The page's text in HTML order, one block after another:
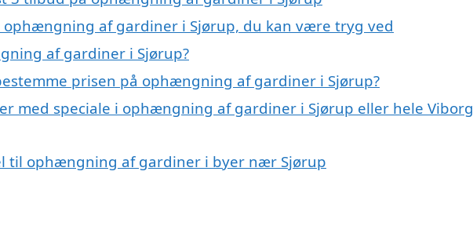
ophængning af gardiner i Sjørup, du kan være tryg ved
af gardiner i Sjørup?
prisen på ophængning af gardiner i Sjørup?
med speciale i ophængning af gardiner i Sjørup eller hele Viborg
til ophængning af gardiner i byer nær Sjørup